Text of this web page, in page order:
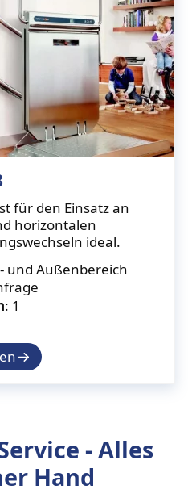
für den Einsatz an
horizontalen
ideal.
und Außenbereich
: 1
- Alles
Hand